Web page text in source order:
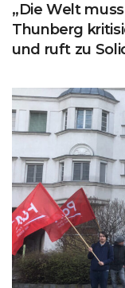
„Die Welt
Thunberg
und ruft zu